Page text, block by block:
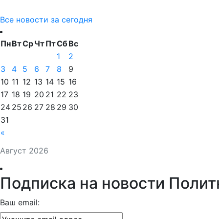
Все новости за сегодня
Август 2026
ПнВтСрЧтПтСбВс
«
1
2
3
4 5 6 7 8
9
10 11 12 13 14 15 16
17 18 19 20 21 22 23
24 25 26 27 28 29 30
31
Подписка на новости
Ваш email: